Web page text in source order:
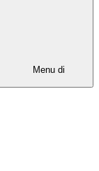
Menu di